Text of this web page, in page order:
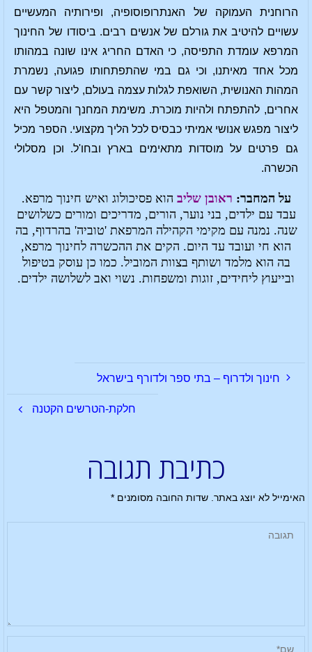
הרוחנית העמוקה של האנתרופוסופיה, ופירותיה המעשיים
עשויים להיטיב את גורלם של אנשים רבים. ביסודו של החינוך
המרפא עומדת התפיסה, כי האדם החריג אינו שונה במהותו
מכל אחד מאיתנו, וכי גם במי שהתפתחותו פגועה, נשמרת
המהות האנושית, השואפת לגלות עצמה בעולם, ליצור קשר עם
אחרים, להתפתח ולהיות מוכרת. משימת המחנך והמטפל היא
ליצור מפגש אנושי אמיתי כבסיס לכל הליך מקצועי. הספר מכיל
גם פרטים על מוסדות מתאימים בארץ ובחו'ל. וכן מסלולי
הכשרה.
על המחבר: ראובן שליב הוא פסיכולוג ואיש חינוך מרפא.
עבד עם ילדים, בני נוער, הורים, מדריכים ומורים כשלושים
שנה. נמנה עם מקימי הקהילה המרפאת 'טוביה' בהרדוף, בה
הוא חי ועובד עד היום. הקים את ההכשרה לחינוך מרפא,
בה הוא מלמד ושותף בצוות המוביל. כמו כן עוסק בטיפול
ובייעוץ ליחידים, זוגות ומשפחות. נשוי ואב לשלושה ילדים.
חינוך ולדרוף – בתי ספר ולדורף בישראל
חלקת-הטרשים הקטנה
כתיבת תגובה
האימייל לא יוצג באתר. שדות החובה מסומנים*